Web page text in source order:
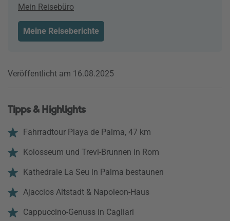
Mein Reisebüro
Meine Reiseberichte
Veröffentlicht am 16.08.2025
Tipps & Highlights
Fahrradtour Playa de Palma, 47 km
Kolosseum und Trevi-Brunnen in Rom
Kathedrale La Seu in Palma bestaunen
Ajaccios Altstadt & Napoleon-Haus
Cappuccino-Genuss in Cagliari